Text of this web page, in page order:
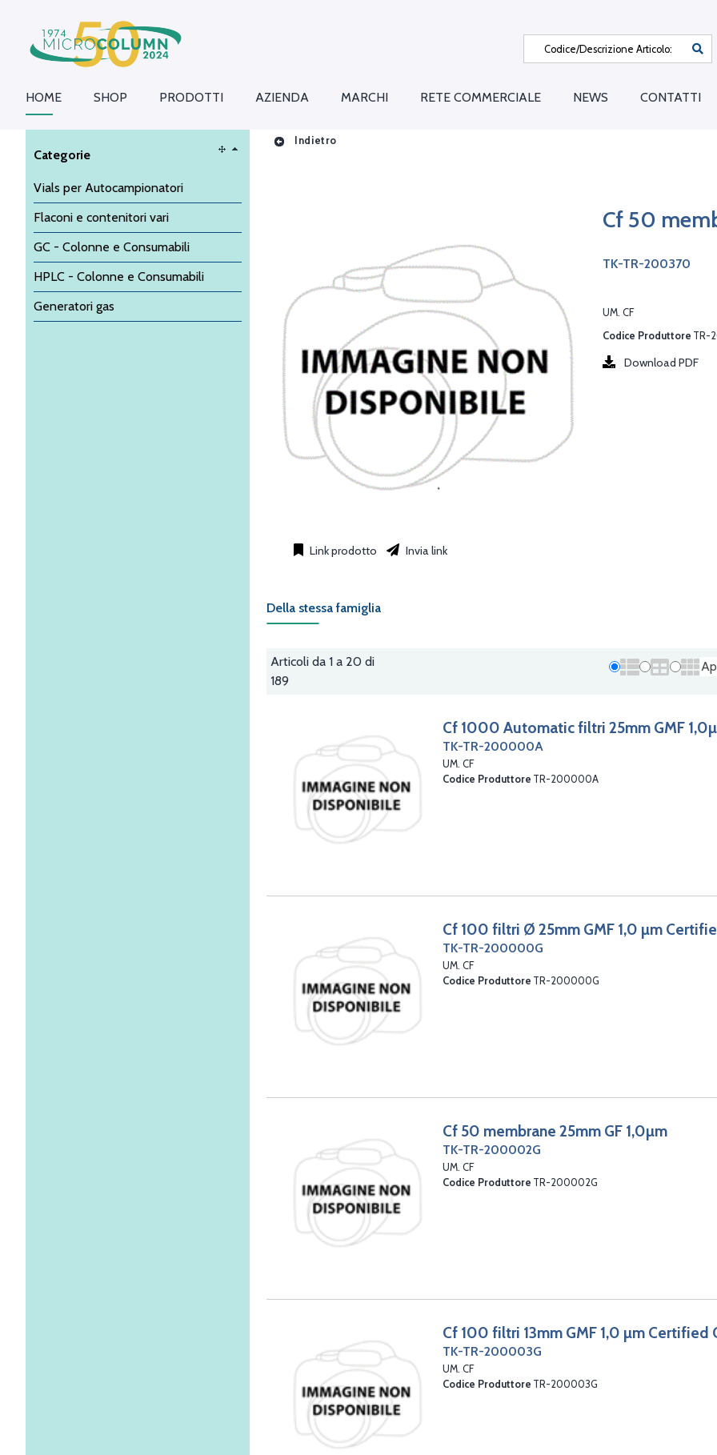
HOME SHOP PRODOTTI AZIENDA MARCHI RETE COMMERCIALE NEWS CONTATTI
Categorie
Vials per Autocampionatori
Flaconi e contenitori vari
GC - Colonne e Consumabili
HPLC - Colonne e Consumabili
Generatori gas
Indietro
Cf 50
TK-TR-200370
UM. CF
Download PDF
Codice Produttore TR-
Link prodotto Invia link
Della stessa famiglia
Articoli da 1 a 20 di
189
Cf 1000 Automatic filtri 25mm GMF
TK-TR-200000A
UM. CF
Codice Produttore TR-200000A
Cf 100 filtri Ø 25mm GMF 1,0 µm
TK-TR-200000G
UM. CF
Codice Produttore TR-200000G
Cf 50 membrane 25mm GF 1,0µm
TK-TR-200002G
UM. CF
Codice Produttore TR-200002G
Cf 100 filtri 13mm GMF 1,0 µm Certified
TK-TR-200003G
UM. CF
Codice Produttore TR-200003G